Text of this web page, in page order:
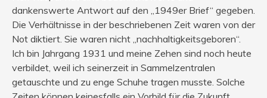
dankenswerte Antwort auf den „1949er Brief“ gegeben.
Die Verhältnisse in der beschriebenen Zeit waren von der
Not diktiert. Sie waren nicht „nachhaltigkeitsgeboren“.
Ich bin Jahrgang 1931 und meine Zehen sind noch heute
verbildet, weil ich seinerzeit in Sammelzentralen
getauschte und zu enge Schuhe tragen musste. Solche